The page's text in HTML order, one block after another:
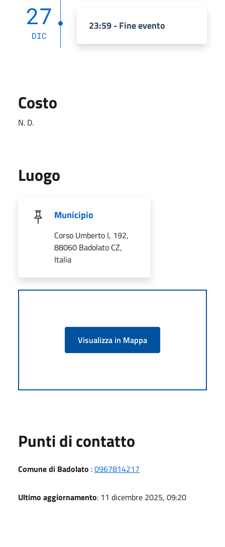
27
DIC
23:59 - Fine evento
Costo
N. D.
Luogo
Municipio
Corso Umberto I, 192,
88060 Badolato CZ,
Italia
Visualizza in Mappa
Punti di contatto
Comune di Badolato :0967814217
Ultimo aggiornamento: 11 dicembre 2025, 09:20